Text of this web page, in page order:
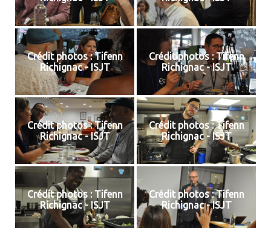
Crédit photos : Tifenn
Richignac - ISJT
Crédit photos : Tifenn
Richignac - ISJT
Crédit photos : Tifenn
Richignac - ISJT
Crédit photos : Tifenn
Richignac - ISJT
Crédit photos : Tifenn
Richignac - ISJT
Crédit photos : Tifenn
Richignac - ISJT